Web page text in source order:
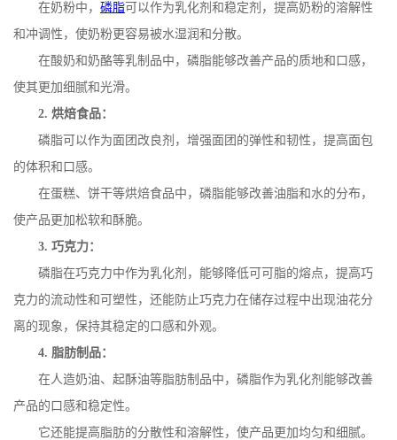
在奶粉中， 磷脂可以作为乳化剂和稳定剂，提高奶粉的溶解性
和冲调性，使奶粉更容易被水湿润和分散。
在酸奶和奶酪等乳制品中，磷脂能够改善产品的质地和口感，
使其更加细腻和光滑。
2.烘焙食品：
磷脂可以作为面团改良剂，增强面团的弹性和韧性，提高面包
的体积和口感。
在蛋糕、饼干等烘焙食品中，磷脂能够改善油脂和水的分布，
使产品更加松软和酥脆。
3.巧克力：
磷脂在巧克力中作为乳化剂，能够降低可可脂的熔点，提高巧
克力的流动性和可塑性，还能防止巧克力在储存过程中出现油花分
离的现象，保持其稳定的口感和外观。
4.脂肪制品：
在人造奶油、起酥油等脂肪制品中，磷脂作为乳化剂能够改善
产品的口感和稳定性。
它还能提高脂肪的分散性和溶解性，使产品更加均匀和细腻。